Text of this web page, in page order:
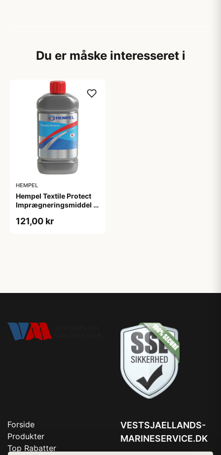
Du er måske interesseret i
HEMPEL
Hempel Textile Protect
Imprægneringsmiddel til
121,00 kr
Forside
Produkter
Top Rabatter
VESTSJAELLANDS-
MARINESERVICE.DK